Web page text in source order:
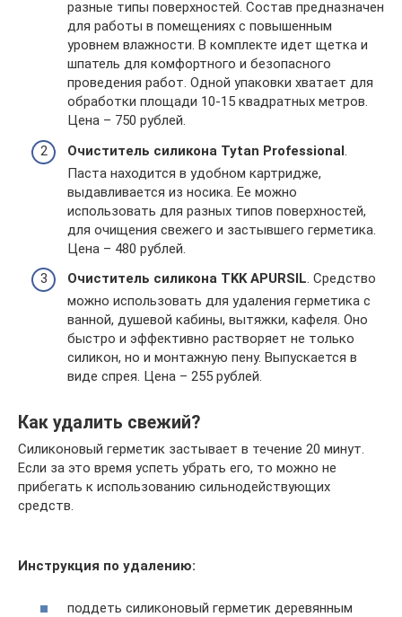
разные типы поверхностей. Состав предназначен
для работы в помещениях с повышенным
уровнем влажности. В комплекте идет щетка и
шпатель для комфортного и безопасного
проведения работ. Одной упаковки хватает для
обработки площади 10-15 квадратных метров.
Цена – 750 рублей.
Очиститель силикона Tytan Professional.
Паста находится в удобном картридже,
выдавливается из носика. Ее можно
использовать для разных типов поверхностей,
для очищения свежего и застывшего герметика.
Цена – 480 рублей.
Очиститель силикона TKK APURSIL. Средство
можно использовать для удаления герметика с
ванной, душевой кабины, вытяжки, кафеля. Оно
быстро и эффективно растворяет не только
силикон, но и монтажную пену. Выпускается в
виде спрея. Цена – 255 рублей.
Как удалить свежий?
Силиконовый герметик застывает в течение 20 минут.
Если за это время успеть убрать его, то можно не
прибегать к использованию сильнодействующих
средств.
Инструкция по удалению:
поддеть силиконовый герметик деревянным